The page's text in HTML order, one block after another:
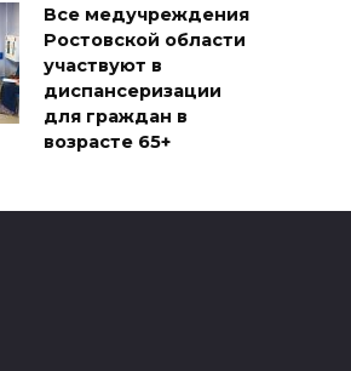
Все медучреждения
Ростовской области
участвуют в
диспансеризации
для граждан в
возрасте 65+